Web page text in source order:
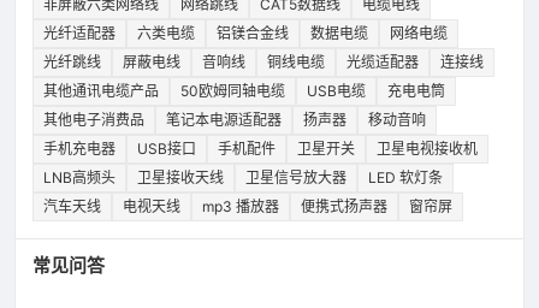
非屏蔽六类网络线
网络跳线 CAT5数据线
电缆电线
光纤适配器
六类电缆 铝镁合金线 数据电缆
网络电缆
光纤跳线
屏蔽电线 音响线 铜线电缆 光缆适配器
连接线
其他通讯电缆产品
50欧姆同轴电缆 USB电缆
充电电筒
其他电子消费品
笔记本电源适配器 扬声器
移动音响
手机充电器
USB接口 手机配件 卫星开关
卫星电视接收机
LNB高频头
卫星接收天线 卫星信号放大器
LED 软灯条
汽车天线
电视天线 mp3 播放器 便携式扬声器 窗帘屏
常见问答